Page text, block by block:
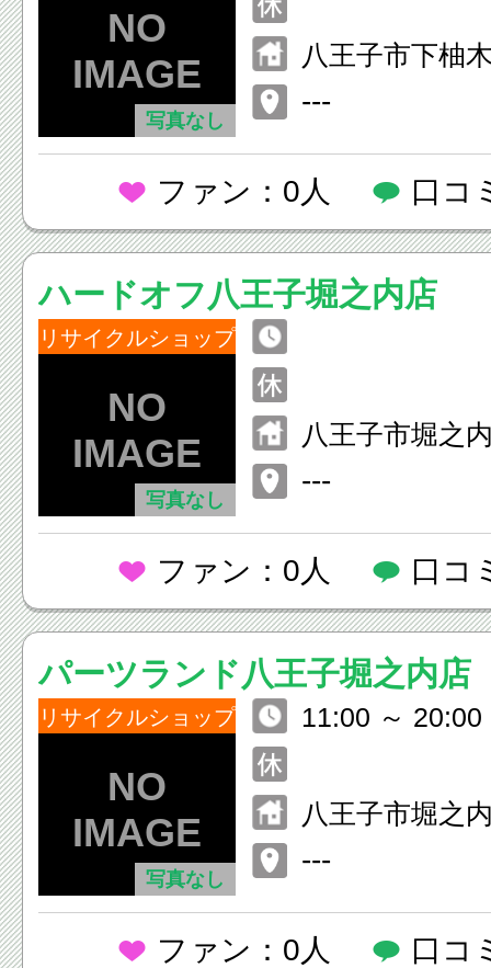
写真なし
八王子市下柚
---
ファン：0人 口コ
ハードオフ八王子堀之内店
リサイクルショップ
写真なし
八王子市堀之
---
ファン：0人 口コ
パーツランド八王子堀之内店
リサイクルショップ
写真なし
11:00 ～ 20:00
八王子市堀之
---
ファン：0人 口コ